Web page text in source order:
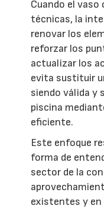
Cuando el
técnicas, la
renovar los
reforzar los
actualizar los
evita sustituir
siendo válida y
piscina
eficiente.
Este enfoque
forma de
sector de la
existentes y en